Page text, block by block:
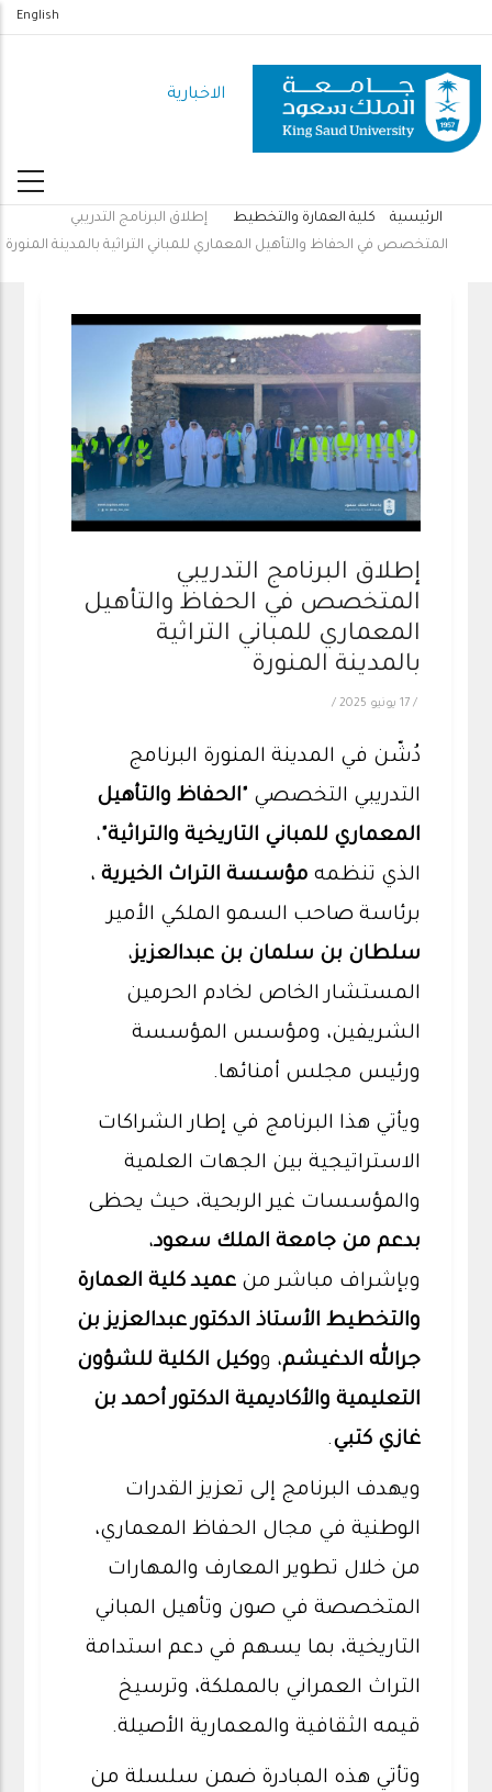
المحتوى
الرئيسي
English
الاخبارية
مسار
الرئيسية كلية العمارة والتخطيط
إطلاق البرنامج التدريبي
المتخصص في الحفاظ والتأهيل المعماري للمباني التراثية بالمدينة المنورة
إطلاق البرنامج التدريبي
المتخصص في الحفاظ والتأهيل
المعماري للمباني التراثية
بالمدينة المنورة
/17 يونيو 2025 /
دُشّن في المدينة المنورة البرنامج
التدريبي التخصصي "الحفاظ والتأهيل
المعماري للمباني التاريخية والتراثية"،
الذي تنظمه مؤسسة التراث الخيرية ،
برئاسة صاحب السمو الملكي الأمير
سلطان بن سلمان بن عبدالعزيز،
المستشار الخاص لخادم الحرمين
الشريفين، ومؤسس المؤسسة
ورئيس مجلس أمنائها.
ويأتي هذا البرنامج في إطار الشراكات
الاستراتيجية بين الجهات العلمية
والمؤسسات غير الربحية، حيث يحظى
بدعم من جامعة الملك سعود،
وبإشراف مباشر منعميد كلية العمارة
والتخطيط الأستاذ الدكتور عبدالعزيز بن
جرالله الدغيشم، ووكيل الكلية للشؤون
التعليمية والأكاديمية الدكتور أحمد بن
غازي كتبي.
ويهدف البرنامج إلى تعزيز القدرات
الوطنية في مجال الحفاظ المعماري،
من خلال تطوير المعارف والمهارات
المتخصصة في صون وتأهيل المباني
التاريخية، بما يسهم في دعم استدامة
التراث العمراني بالمملكة، وترسيخ
قيمه الثقافية والمعمارية الأصيلة.
وتأتي هذه المبادرة ضمن سلسلة من